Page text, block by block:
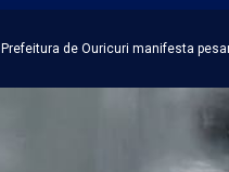
Prefeitura de Ouricuri manifesta